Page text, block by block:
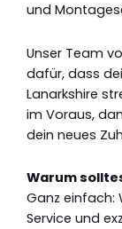
und
Unser Team
dafür, dass
Lanarkshire
im Voraus,
dein neues
Warum
Ganz einfach:
Service und